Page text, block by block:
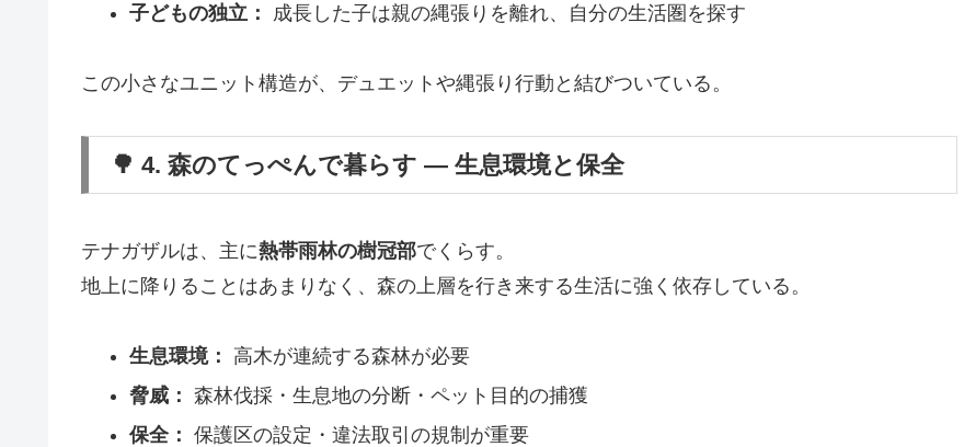
子どもの独立：
成長した子は親の縄張りを離れ、自分の生活圏を探す
この小さなユニット構造が、デュエットや縄張り行動と結びついている。
🌳 4. 森のてっぺんで暮らす ― 生息環境と保全
テナガザルは、主に熱帯雨林の樹冠部でくらす。
地上に降りることはあまりなく、森の上層を行き来する生活に強く依存している。
生息環境：
高木が連続する森林が必要
脅威： 森林伐採・生息地の分断・ペット目的の捕獲
保全： 保護区の設定・違法取引の規制が重要